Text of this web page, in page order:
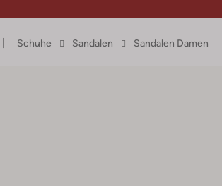
Schuhe Sandalen Sandalen Damen